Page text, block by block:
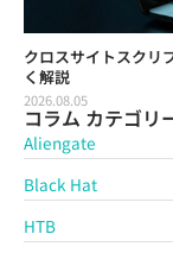
クロスサイトスクリ
く解説
2026.08.05
コラム カテゴリ
Aliengate
Black Hat
HTB